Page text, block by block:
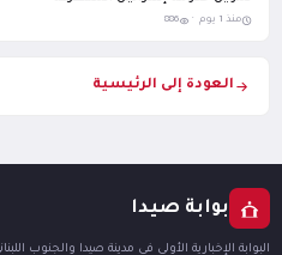
منذ 1 يوم · 886
العودة إلى الرئيسية
بوابة صيدا
البوابة الإخبارية الأولى في مدينة صيدا والجنوب